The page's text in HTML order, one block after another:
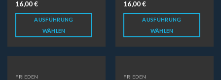
16,00€
AUSFÜHRUNG
WÄHLEN
16,00€
AUSFÜHRUNG
WÄHLEN
FRIEDEN FRIEDEN